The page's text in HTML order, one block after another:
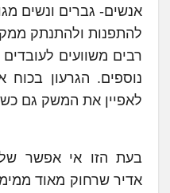
אנשים- גברים ונשים
להתפנות ולהתנתק
רבים משוועים לעובדים
נוספים. הגרעון בכוח
לאפיין את המשק גם
בעת הזו אי אפשר
אדיר שרחוק מאוד